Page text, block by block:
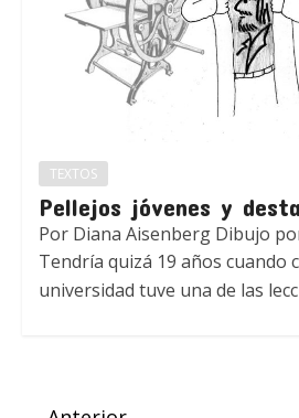
TEXTOS
Pellejos jóvenes y
Por Diana Aisenberg Dibujo
Tendría quizá 19 años cuando
universidad tuve una de las